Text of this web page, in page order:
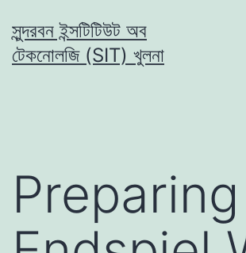
to
content
সুন্দরবন ইন্সটিটিউট অব
টেকনোলজি (SIT) খুলনা